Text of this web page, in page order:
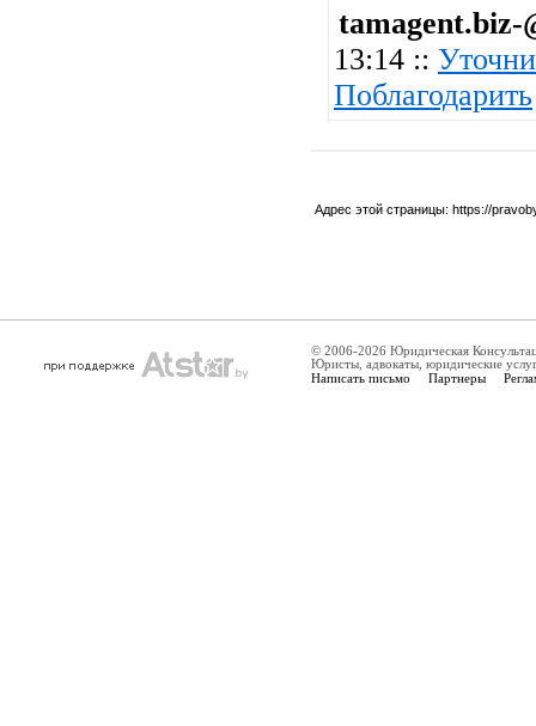
tamagent.biz-
13:14 ::
Поблагодарить
Адрес этой страницы: https://
© 2006-2026 Юридическая
Юристы, адвокаты, юридические
Написать письмо Партнеры